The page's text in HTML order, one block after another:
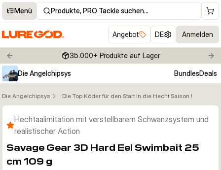
Menü Produkte, PRO Tackle suchen…
Angebot DE Anmelden
Previous slide 35.000+ Produkte auf Lager
Die Angelchipsys
BundlesDeals
Die Angelchipsys Die Top Köder für den Start in die Hecht Saison !
Klicken um Zoom zu aktivieren
Hechtaalimitation mit verstellbarem Schwanzsystem und
realistischer Action
Savage Gear 3D Hard Eel Swimbait 25
cm 109 g